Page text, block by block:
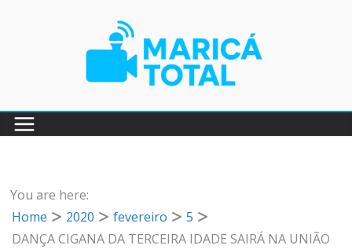
You are here:
Home
2020 fevereiro
5
DANÇA CIGANA DA TERCEIRA IDADE SAIRÁ NA UNIÃO